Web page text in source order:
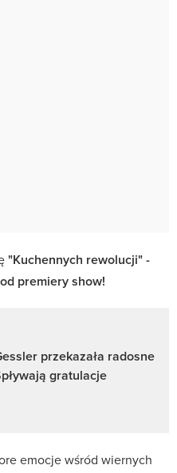
"Kuchennych rewolucji" -
premiery show!
przekazała radosne
gratulacje
emocje wśród wiernych